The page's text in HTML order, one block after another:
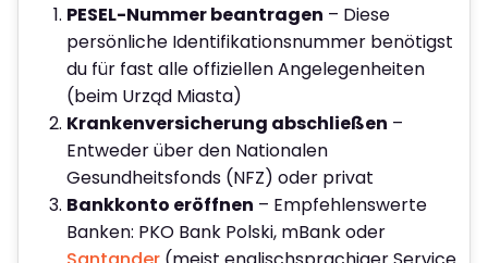
PESEL-Nummer beantragen – Diese
persönliche Identifikationsnummer benötigst
du für fast alle offiziellen Angelegenheiten
(beim Urząd Miasta)
Krankenversicherung abschließen –
Entweder über den Nationalen
Gesundheitsfonds (NFZ) oder privat
Bankkonto eröffnen – Empfehlenswerte
Banken: PKO Bank Polski, mBank oder